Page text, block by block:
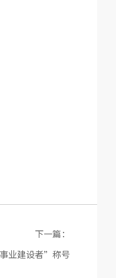
下一篇：
业建设者”称号